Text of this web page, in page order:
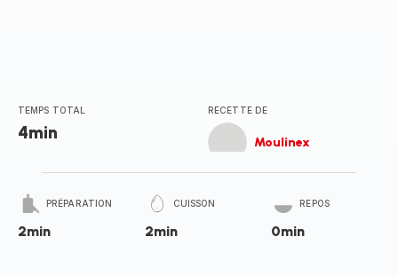
TEMPS TOTAL
4min
RECETTE DE
Moulinex
PRÉPARATION
2min
CUISSON
2min
REPOS
0min